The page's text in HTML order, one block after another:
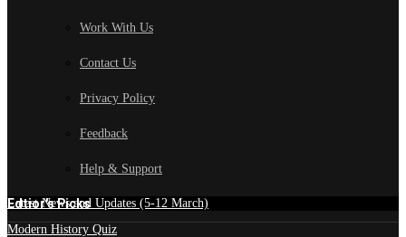
Work With Us
Contact Us
Privacy Policy
Feedback
Help & Support
Edtior's Picks
Latest News and Updates (5-12 March)
Modern History Quiz